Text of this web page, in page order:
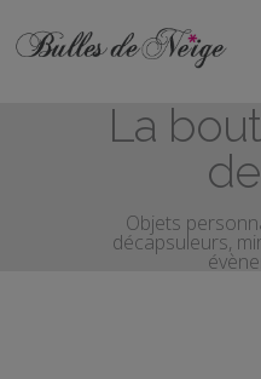
La
Objets
décapsuleurs,
ÉVÉNEMENTS
Anniversaires
Communions